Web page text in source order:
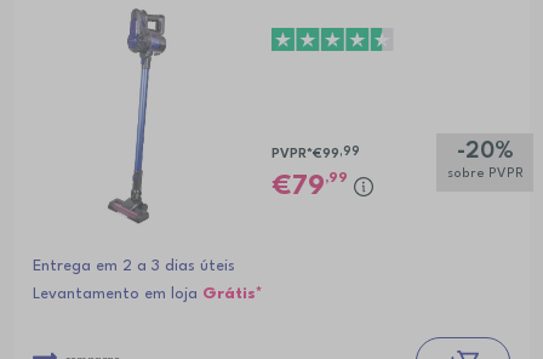
-20%
sobre PVPR
PVPR*€99 ,99
79,99
Entrega em 2 a 3 dias úteis
Levantamento em loja Grátis*